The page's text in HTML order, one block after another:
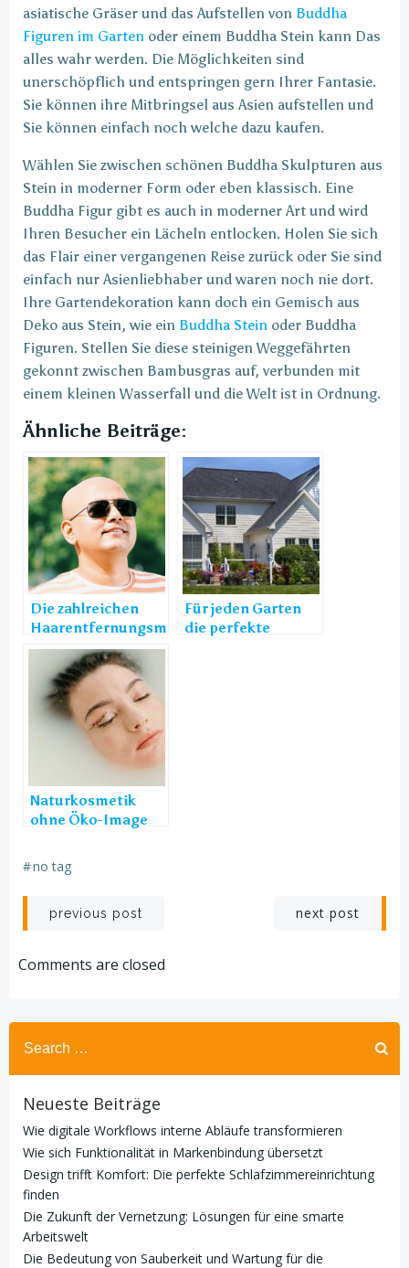
asiatische Gräser und das Aufstellen von Buddha
Figuren im Garten oder einem Buddha Stein kann Das
alles wahr werden. Die Möglichkeiten sind
unerschöpflich und entspringen gern Ihrer Fantasie.
Sie können ihre Mitbringsel aus Asien aufstellen und
Sie können einfach noch welche dazu kaufen.
Wählen Sie zwischen schönen Buddha Skulpturen aus
Stein in moderner Form oder eben klassisch. Eine
Buddha Figur gibt es auch in moderner Art und wird
Ihren Besucher ein Lächeln entlocken. Holen Sie sich
das Flair einer vergangenen Reise zurück oder Sie sind
einfach nur Asienliebhaber und waren noch nie dort.
Ihre Gartendekoration kann doch ein Gemisch aus
Deko aus Stein, wie ein Buddha Stein oder Buddha
Figuren. Stellen Sie diese steinigen Weggefährten
gekonnt zwischen Bambusgras auf, verbunden mit
einem kleinen Wasserfall und die Welt ist in Ordnung.
Ähnliche Beiträge:
Die zahlreichen
Haarentfernungsmethoden
Für jeden Garten
die perfekte
Naturkosmetik
ohne Öko-Image
#no tag
Post
navigation
previous post next post
Comments are closed
Search
for:
Neueste Beiträge
Wie digitale Workflows interne Abläufe transformieren
Wie sich Funktionalität in Markenbindung übersetzt
Design trifft Komfort: Die perfekte Schlafzimmereinrichtung
finden
Die Zukunft der Vernetzung: Lösungen für eine smarte
Arbeitswelt
Die Bedeutung von Sauberkeit und Wartung für die